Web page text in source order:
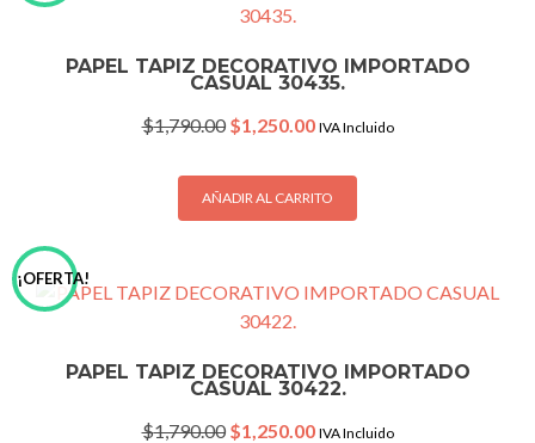
PAPEL TAPIZ DECORATIVO IMPORTADO
CASUAL 30435.
$1,790.00 Original
was:
$1,790.00.
$1,250.00Current
is:
$1,250.00.
IVA Incluido
AÑADIR AL CARRITO
¡OFERTA!
PAPEL TAPIZ DECORATIVO IMPORTADO
CASUAL 30422.
$1,790.00 Original
$1,250.00Current
IVA Incluido